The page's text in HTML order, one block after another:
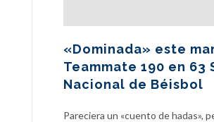
«Dominada» este
Teammate 190 en 63
Nacional de Béisbol
Pareciera un «cuento de hadas»,